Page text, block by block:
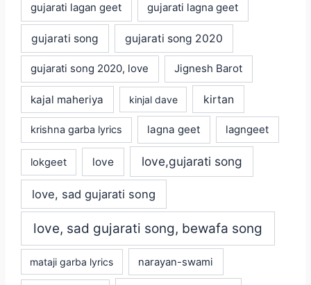
gujarati lagan geet gujarati lagna geet
gujarati song gujarati song 2020
gujarati song 2020, love Jignesh Barot
kajal maheriya kinjal dave kirtan
krishna garba lyrics lagna geet lagngeet
lokgeet love love,gujarati song
love, sad gujarati song
love, sad gujarati song, bewafa song
mataji garba lyrics narayan-swami